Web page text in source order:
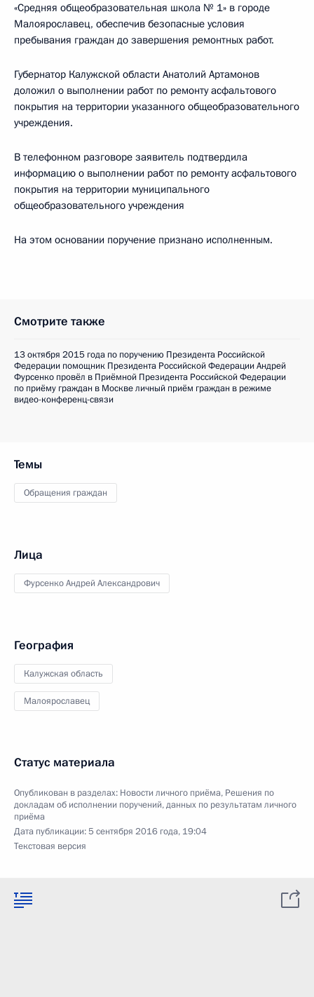
«Средняя общеобразовательная школа № 1» в городе
Малоярославец, обеспечив безопасные условия
пребывания граждан до завершения ремонтных работ.
Губернатор Калужской области Анатолий Артамонов
доложил о выполнении работ по ремонту асфальтового
покрытия на территории указанного общеобразовательного
учреждения.
В телефонном разговоре заявитель подтвердила
информацию о выполнении работ по ремонту асфальтового
покрытия на территории муниципального
общеобразовательного учреждения
На этом основании поручение признано исполненным.
Смотрите также
13 октября 2015 года по поручению Президента Российской
Федерации помощник Президента Российской Федерации Андрей
Фурсенко провёл в Приёмной Президента Российской Федерации
по приёму граждан в Москве личный приём граждан в режиме
видео-конференц-связи
Темы
Обращения граждан
Лица
Фурсенко Андрей Александрович
География
Калужская область
Малоярославец
Статус материала
Опубликован в разделах: Новости личного приёма, Решения по
докладам об исполнении поручений, данных по результатам личного
приёма
Дата публикации:5 сентября 2016 года, 19:04
Текстовая версия